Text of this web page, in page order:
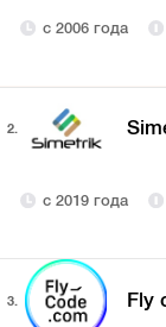
с 2006 года
2.
с 2019 года
3. Fly